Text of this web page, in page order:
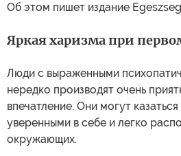
Об этом пишет издание
Яркая харизма при
Люди с выраженными
нередко производят очень
впечатление. Они могут
уверенными в себе и легко
окружающих.